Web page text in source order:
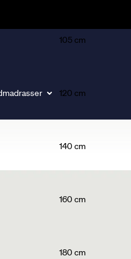
105 cm
120 cm
140 cm
160 cm
180 cm